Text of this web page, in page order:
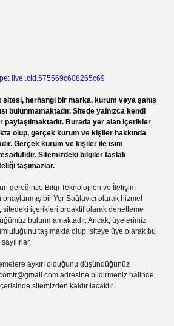
live:.cid.575569c608265c69
sitesi, herhangi bir marka, kurum veya şahıs
bulunmamaktadır. Sitede yalnızca kendi
paylaşılmaktadır. Burada yer alan içerikler
olup, gerçek kurum ve kişiler hakkında
Gerçek kurum ve kişiler ile isim
Sitemizdeki bilgiler taslak
taşımazlar.
gereğince Bilgi Teknolojileri ve İletişim
bir Yer Sağlayıcı olarak hizmet
sitedeki içerikleri proaktif olarak denetleme
bulunmamaktadır. Ancak, üyelerimiz
taşımakta olup, siteye üye olarak bu
aykırı olduğunu düşündüğünüz
adresine bildirmeniz halinde,
sitemizden kaldırılacaktır.